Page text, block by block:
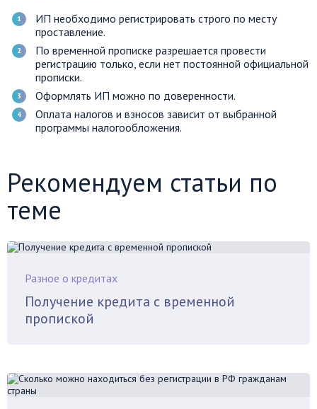
ИП необходимо регистрировать строго по месту
проставление.
По временной прописке разрешается провести
регистрацию только, если нет постоянной официальной
прописки.
Оформлять ИП можно по доверенности.
Оплата налогов и взносов зависит от выбранной
программы налогообложения.
Рекомендуем статьи по
теме
Разное о кредитах
Получение кредита с временной
пропиской